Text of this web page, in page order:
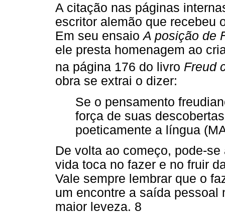
A citação nas páginas
escritor alemão que recebeu
Em seu ensaioA posição de
ele presta homenagem ao
na página 176 do livro Freud
obra se extrai o dizer:
Se o pensamento
força de suas
poeticamente a língua
De volta ao começo, pode-
vida toca no fazer e no fruir
Vale sempre lembrar que o
um encontre a saída pessoal
maior leveza. 8